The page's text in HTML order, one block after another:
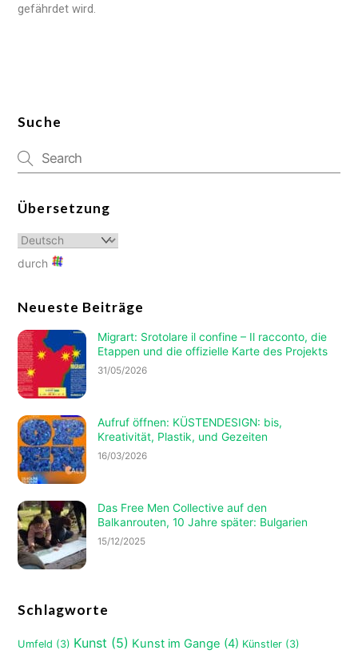
gefährdet wird.
Suche
Übersetzung
durch
Neueste Beiträge
Migrart: Srotolare il confine – Il racconto, die
Etappen und die offizielle Karte des Projekts
31/05/2026
Aufruf öffnen: KÜSTENDESIGN: bis,
Kreativität, Plastik, und Gezeiten
16/03/2026
Das Free Men Collective auf den
Balkanrouten, 10 Jahre später: Bulgarien
15/12/2025
Schlagworte
Umfeld (3) Kunst (5) Kunst im Gange (4) Künstler (3)